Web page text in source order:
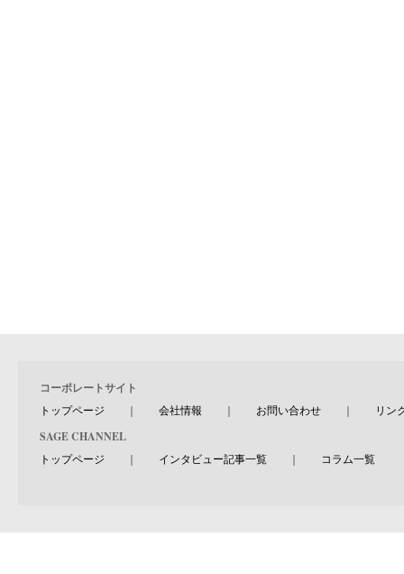
コーポレートサイト
トップページ ｜ 会社情報 ｜ お問い合わせ ｜ リン
SAGE CHANNEL
トップページ ｜ インタビュー記事一覧 ｜ コラム一覧